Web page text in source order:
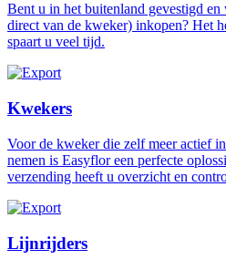
Bent u in het buitenland gevestigd
direct van de kweker) inkopen? Het
spaart u veel tijd.
Kwekers
Voor de kweker die zelf meer actief
nemen is Easyflor een perfecte
verzending heeft u overzicht en
Lijnrijders